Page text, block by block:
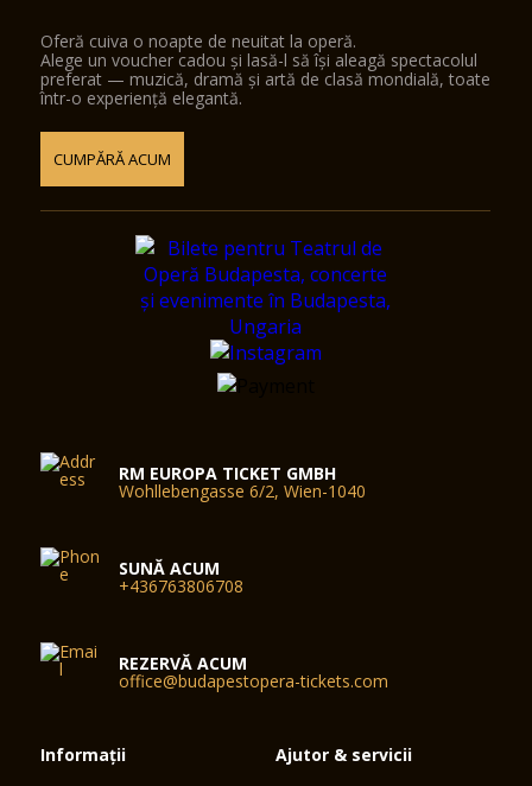
Oferă cuiva o noapte de neuitat la operă.
Alege un voucher cadou și lasă-l să își aleagă spectacolul
preferat — muzică, dramă și artă de clasă mondială, toate
într-o experiență elegantă.
CUMPĂRĂ ACUM
RM EUROPA TICKET GMBH
Wohllebengasse 6/2, Wien-1040
SUNĂ ACUM
+436763806708
REZERVĂ ACUM
office@budapestopera-tickets.com
Informații Ajutor & servicii